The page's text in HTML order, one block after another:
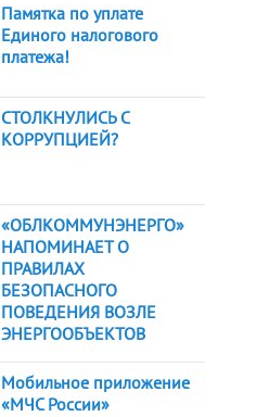
Памятка по уплате
Единого налогового
платежа!
СТОЛКНУЛИСЬ С
КОРРУПЦИЕЙ?
«ОБЛКОММУНЭНЕРГО»
НАПОМИНАЕТ О
ПРАВИЛАХ
БЕЗОПАСНОГО
ПОВЕДЕНИЯ ВОЗЛЕ
ЭНЕРГООБЪЕКТОВ
Мобильное приложение
«МЧС России»